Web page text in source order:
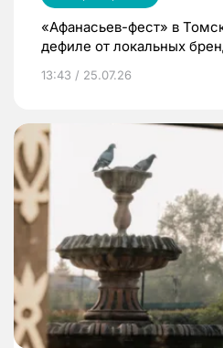
«Афанасьев-фест» в
дефиле от локальных
13:43 / 25.07.26